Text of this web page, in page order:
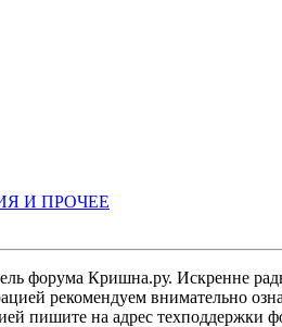
И ПРОЧЕЕ
форума Кришна.ру. Искренне
рекомендуем
пишите на адрес